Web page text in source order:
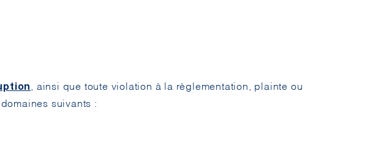
, ainsi que toute violation à la règlementation, plainte ou
suivants :